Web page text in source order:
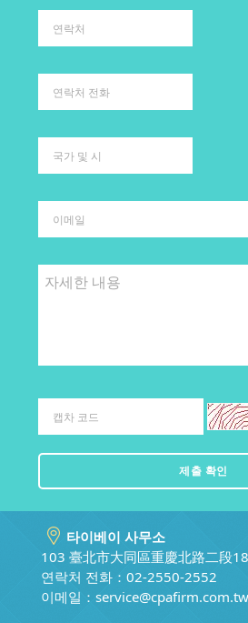
타이베이 사무소
103 臺北市大同區重慶北路二段
연락처 전화：02-2550-2552
이메일： service@cpafirm.com.tw